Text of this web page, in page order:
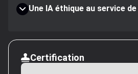
Une IA éthique au service
Certification